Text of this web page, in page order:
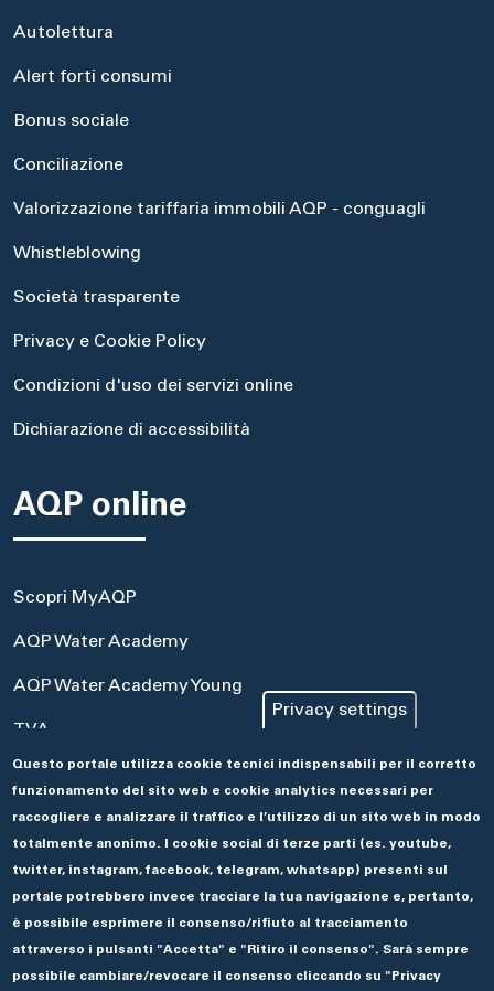
Autolettura
Alert forti consumi
Bonus sociale
Conciliazione
Valorizzazione tariffaria immobili AQP - conguagli
Whistleblowing
Società trasparente
Privacy e Cookie Policy
Condizioni d'uso dei servizi online
Dichiarazione di accessibilità
AQP online
Scopri MyAQP
AQP Water Academy
AQP Water Academy Young
TVA
Portale Acquisti
Aseco
Privacy settings
Questo portale utilizza cookie tecnici indispensabili per il corretto
funzionamento del sito web e cookie analytics necessari per
raccogliere e analizzare il traffico e l’utilizzo di un sito web in modo
totalmente anonimo. I cookie social di terze parti (es. youtube,
twitter, instagram, facebook, telegram, whatsapp) presenti sul
portale potrebbero invece tracciare la tua navigazione e, pertanto,
è possibile esprimere il consenso/rifiuto al tracciamento
attraverso i pulsanti "Accetta" e "Ritiro il consenso". Sarà sempre
possibile cambiare/revocare il consenso cliccando su "Privacy